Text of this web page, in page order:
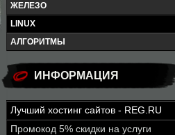
ЖЕЛЕЗО
LINUX
АЛГОРИТМЫ
ИНФОРМАЦИЯ
Лучший хостинг сайтов - REG.RU
Промокод 5% скидки на услуги